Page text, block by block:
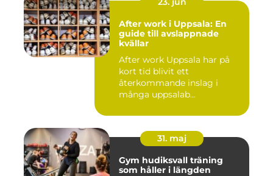
After work i Uppsala: En
guide till avslappnade
kvällar
After work Uppsala har på
kort tid blivit ett
återkommande inslag i
många uppsalab...
31. maj
Gym hudiksvall träning
som håller i längden